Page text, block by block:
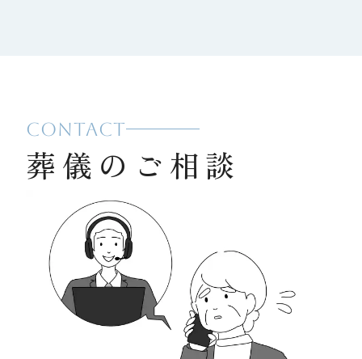
CONTACT
葬儀のご相談